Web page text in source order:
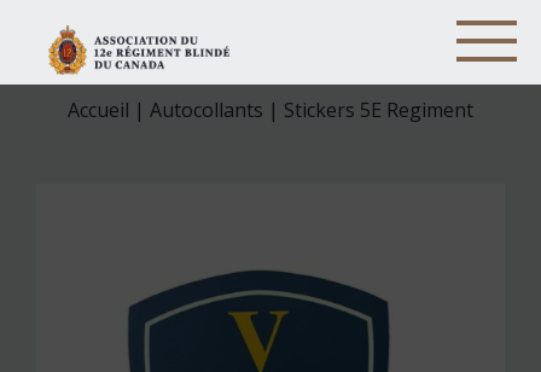
Accueil | Autocollants | Stickers 5E Regiment